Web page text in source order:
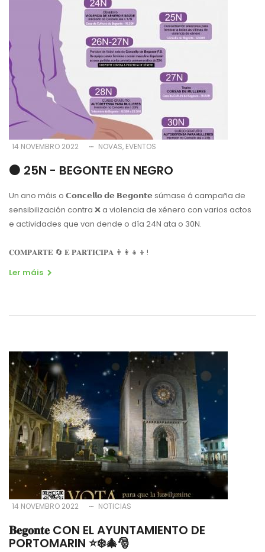
14 NOVEMBRO 2022 NOVAS EVENTOS
⚫️ 25N - BEGONTE EN NEGRO
Un ano máis o 𝗖𝗼𝗻𝗰𝗲𝗹𝗹𝗼 𝗱𝗲 𝗕𝗲𝗴𝗼𝗻𝘁𝗲 súmase á campaña de
sensibilización contra ❌ a violencia de xénero con varios actos
e actividades que van dende o día 24N ata o 30N.
𝐂𝐎𝐌𝐏𝐀𝐑𝐓𝐄 🔄 𝐄 𝐏𝐀𝐑𝐓𝐈𝐂𝐈𝐏𝐀 👨‍👩‍👧‍👦!
Ler máis
14 NOVEMBRO 2022 NOTICIAS
𝐁𝐞𝐠𝐨𝐧𝐭𝐞 CON EL AYUNTAMIENTO DE
PORTOMARIN ⭐️❄️🎄🎅